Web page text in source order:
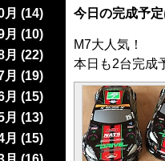
今日の完成予
M7大人気！
本日も2台完成
月 (14)
月 (10)
月 (22)
月 (19)
月 (15)
月 (13)
月 (15)